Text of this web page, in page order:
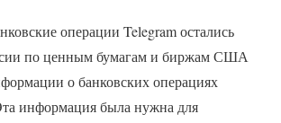
операции Telegram остались
по ценным бумагам и биржам США
о банковских операциях
информация была нужна для